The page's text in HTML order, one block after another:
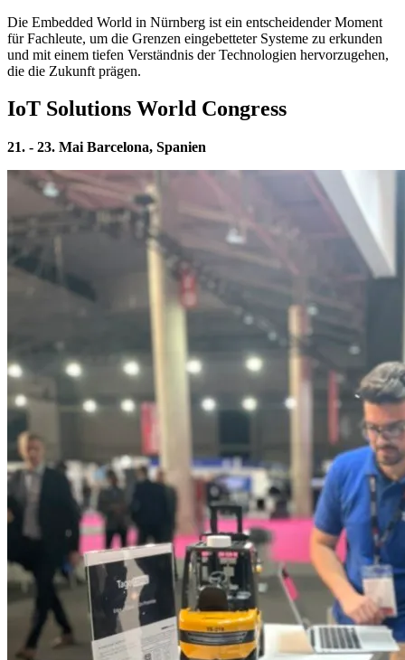
Die Embedded World in Nürnberg ist ein entscheidender Moment
für Fachleute, um die Grenzen eingebetteter Systeme zu erkunden
und mit einem tiefen Verständnis der Technologien hervorzugehen,
die die Zukunft prägen.
IoT Solutions World Congress
21. - 23. Mai Barcelona, Spanien